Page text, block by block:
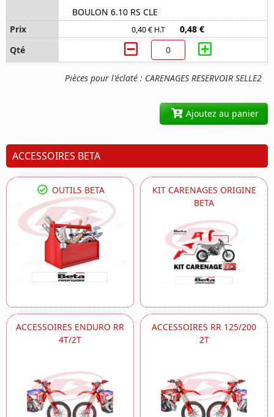
Pièces pour l'éclaté : CARENAGES RESERVOIR SELLE2
BOULON 6.10 RS CLE
0,40 € H.T 0,48 €
Ajoutez au panier
ACCESSOIRES BETA
OUTILS BETA
KIT CARENAGES ORIGINE
BETA
ACCESSOIRES ENDURO RR
4T/2T
ACCESSOIRES RR 125/200
2T